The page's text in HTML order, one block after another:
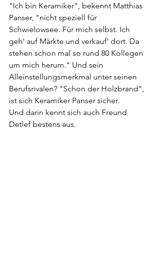
"Ich bin Keramiker", bekennt Matthias
Panser, "nicht speziell für
Schwielowsee. Für mich selbst. Ich
geh' auf Märkte und verkauf' dort. Da
stehen schon mal so rund 80 Kollegen
um mich herum." Und sein
Alleinstellungsmerkmal unter seinen
Berufsrivalen? "Schon der Holzbrand",
ist sich Keramiker Panser sicher.
Und darin kennt sich auch Freund
Detlef bestens aus.